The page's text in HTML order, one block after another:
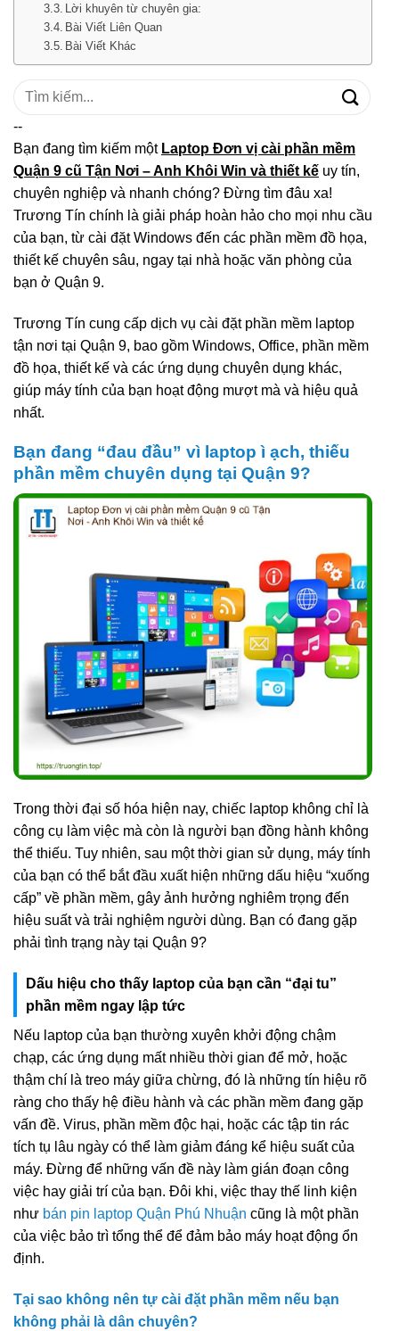
Lời khuyên từ chuyên gia:
Bài Viết Liên Quan
Bài Viết Khác
Tìm
--
Bạn đang tìm kiếm một Laptop Đơn vị cài phần mềm
Quận 9 cũ Tận Nơi – Anh Khôi Win và thiết kế uy tín,
chuyên nghiệp và nhanh chóng? Đừng tìm đâu xa!
Trương Tín chính là giải pháp hoàn hảo cho mọi nhu cầu
của bạn, từ cài đặt Windows đến các phần mềm đồ họa,
thiết kế chuyên sâu, ngay tại nhà hoặc văn phòng của
bạn ở Quận 9.
Trương Tín cung cấp dịch vụ cài đặt phần mềm laptop
tận nơi tại Quận 9, bao gồm Windows, Office, phần mềm
đồ họa, thiết kế và các ứng dụng chuyên dụng khác,
giúp máy tính của bạn hoạt động mượt mà và hiệu quả
nhất.
Bạn đang “đau đầu” vì laptop ì ạch, thiếu
phần mềm chuyên dụng tại Quận 9?
Trong thời đại số hóa hiện nay, chiếc laptop không chỉ là
công cụ làm việc mà còn là người bạn đồng hành không
thể thiếu. Tuy nhiên, sau một thời gian sử dụng, máy tính
của bạn có thể bắt đầu xuất hiện những dấu hiệu “xuống
cấp” về phần mềm, gây ảnh hưởng nghiêm trọng đến
hiệu suất và trải nghiệm người dùng. Bạn có đang gặp
phải tình trạng này tại Quận 9?
Dấu hiệu cho thấy laptop của bạn cần “đại tu”
phần mềm ngay lập tức
Nếu laptop của bạn thường xuyên khởi động chậm
chạp, các ứng dụng mất nhiều thời gian để mở, hoặc
thậm chí là treo máy giữa chừng, đó là những tín hiệu rõ
ràng cho thấy hệ điều hành và các phần mềm đang gặp
vấn đề. Virus, phần mềm độc hại, hoặc các tập tin rác
tích tụ lâu ngày có thể làm giảm đáng kể hiệu suất của
máy. Đừng để những vấn đề này làm gián đoạn công
việc hay giải trí của bạn. Đôi khi, việc thay thế linh kiện
như bán pin laptop Quận Phú Nhuận cũng là một phần
của việc bảo trì tổng thể để đảm bảo máy hoạt động ổn
định.
Tại sao không nên tự cài đặt phần mềm nếu bạn
không phải là dân chuyên?